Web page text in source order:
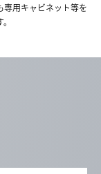
専用キャビネット等を